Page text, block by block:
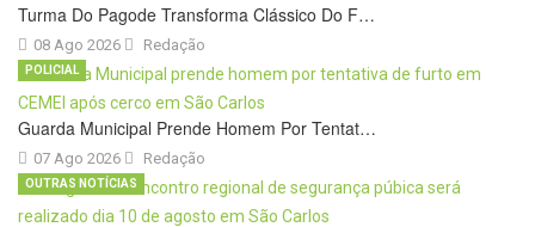
Turma Do Pagode Transforma Clássico Do F…
08 Ago 2026 Redação
Guarda Municipal Prende Homem Por Tentat…
07 Ago 2026
POLICIAL
Redação
OUTRAS NOTÍCIAS